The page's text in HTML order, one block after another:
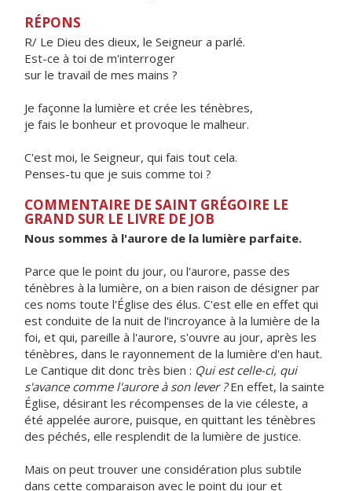
RÉPONS
R/ Le Dieu des dieux, le Seigneur a parlé.
Est-ce à toi de m'interroger
sur le travail de mes mains ?
Je façonne la lumière et crée les ténèbres,
je fais le bonheur et provoque le malheur.
C'est moi, le Seigneur, qui fais tout cela.
Penses-tu que je suis comme toi ?
COMMENTAIRE DE SAINT GRÉGOIRE LE
GRAND SUR LE LIVRE DE JOB
Nous sommes à l'aurore de la lumière parfaite.
Parce que le point du jour, ou l'aurore, passe des
ténèbres à la lumière, on a bien raison de désigner par
ces noms toute l'Église des élus. C'est elle en effet qui
est conduite de la nuit de l'incroyance à la lumière de la
foi, et qui, pareille à l'aurore, s'ouvre au jour, après les
ténèbres, dans le rayonnement de la lumière d'en haut.
Le Cantique dit donc très bien : Qui est celle-ci, qui
s'avance comme l'aurore à son lever ?En effet, la sainte
Église, désirant les récompenses de la vie céleste, a
été appelée aurore, puisque, en quittant les ténèbres
des péchés, elle resplendit de la lumière de justice.
Mais on peut trouver une considération plus subtile
dans cette comparaison avec le point du jour et